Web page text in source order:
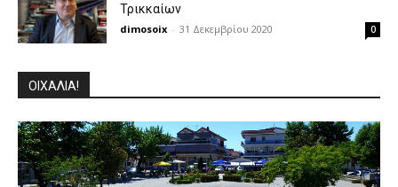
Τρικκαίων
dimosoix - 31 Δεκεμβρίου 2020 0
ΟΙΧΑΛΙΑ!